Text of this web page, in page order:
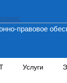
правовое
Услуги